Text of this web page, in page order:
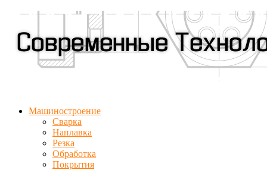
Машиностроение
Сварка
Наплавка
Резка
Обработка
Покрытия